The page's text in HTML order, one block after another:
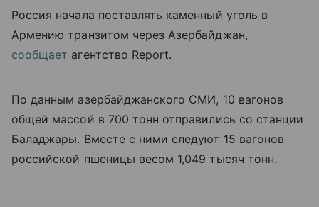
Россия начала поставлять каменный уголь в
Армению транзитом через Азербайджан,
сообщает агентство Report.
По данным азербайджанского СМИ, 10 вагонов
общей массой в 700 тонн отправились со станции
Баладжары. Вместе с ними следуют 15 вагонов
российской пшеницы весом 1,049 тысяч тонн.